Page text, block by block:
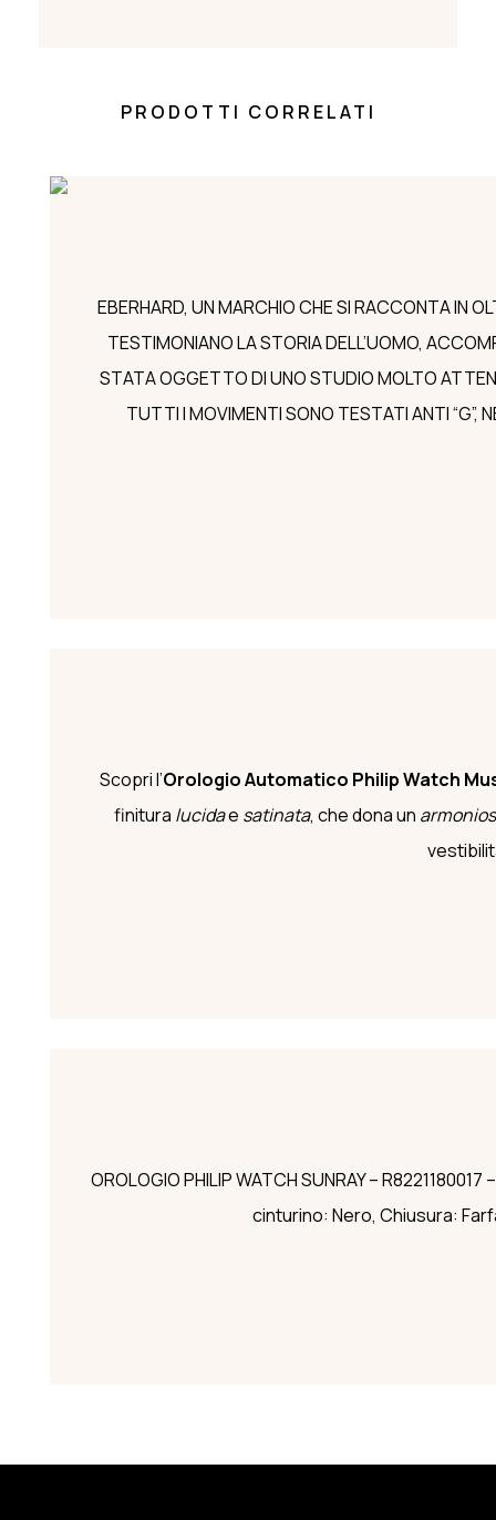
PRODOTTI CORRELATI
EBERHARD, UN MARCHIO CHE SI RACCONTA IN
TESTIMONIANO LA STORIA DELL’UOMO,
STATA OGGETTO DI UNO STUDIO MOLTO
TUTTI I MOVIMENTI SONO TESTATI ANTI “G”,
Scopri l’Orologio Automatico Philip Watch
finitura lucidae satinata, che dona un
OROLOGIO PHILIP WATCH SUNRAY –
cinturino: Nero, Chiusura: